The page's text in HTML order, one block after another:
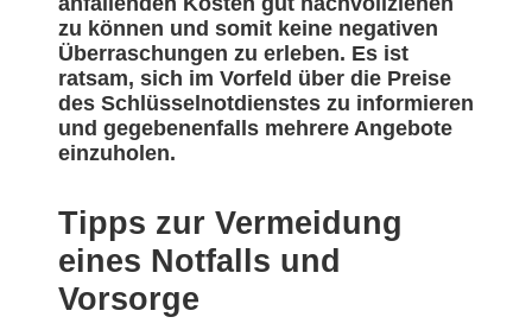
zu können und somit keine negativen
Überraschungen zu erleben. Es ist
ratsam, sich im Vorfeld über die Preise
des Schlüsselnotdienstes zu informieren
und gegebenenfalls mehrere Angebote
einzuholen.
Tipps zur Vermeidung
eines Notfalls und
Vorsorge